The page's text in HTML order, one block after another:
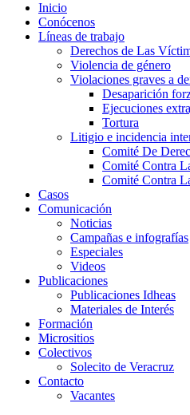
Inicio
Conócenos
Líneas de trabajo
Derechos de Las
Violencia de género
Violaciones graves a
Desaparición
Ejecuciones
Tortura
Litigio e incidencia
Comité De
Comité Contra
Comité Contra
Casos
Comunicación
Noticias
Campañas e infografías
Especiales
Videos
Publicaciones
Publicaciones Idheas
Materiales de Interés
Formación
Micrositios
Colectivos
Solecito de Veracruz
Contacto
Vacantes